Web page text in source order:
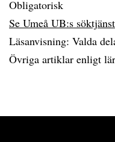
Obligatorisk
Se Umeå UB:s söktjänst
Läsanvisning: Valda
Övriga artiklar enligt